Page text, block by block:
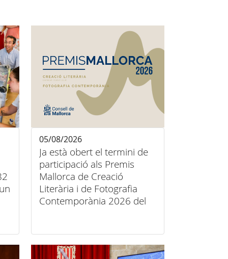
Ja està obert el termini de
participació als Premis
Mallorca de Creació
Literària i de Fotografia
Contemporània 2026 del
05/08/2026